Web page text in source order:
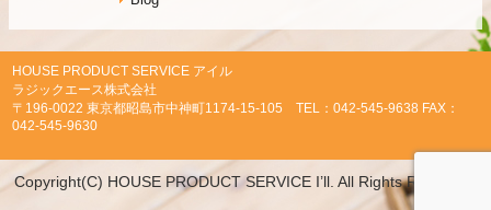
HOUSE PRODUCT SERVICE アイル
ラジックエース株式会社
〒196-0022 東京都昭島市中神町1174-15-105 TEL：042-545-9638 FAX：
042-545-9630
Copyright(C) HOUSE PRODUCT SERVICE I’ll. All Rights Reserved.